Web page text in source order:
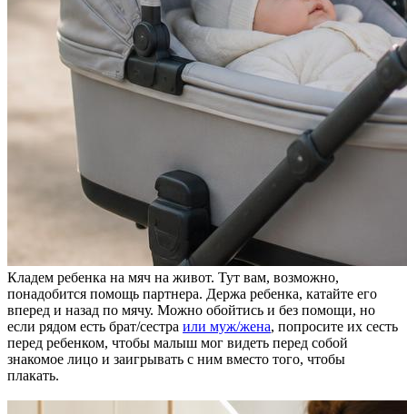
Кладем ребенка на мяч на живот. Тут вам, возможно,
понадобится помощь партнера. Держа ребенка, катайте его
вперед и назад по мячу. Можно обойтись и без помощи, но
если рядом есть брат/сестра или муж/жена, попросите их сесть
перед ребенком, чтобы малыш мог видеть перед собой
знакомое лицо и заигрывать с ним вместо того, чтобы
плакать.